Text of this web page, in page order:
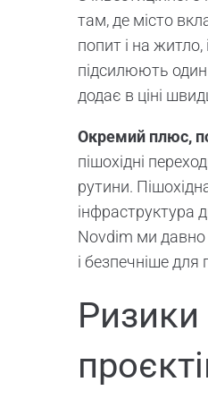
там, де місто
попит і на
підсилюють один
додає в ціні
Окремий плюс,
пішохідні
рутини.
інфраструктура
Novdim ми давно
і безпечніше для
Ризики